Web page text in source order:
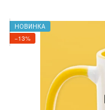
НОВИНКА
−13%